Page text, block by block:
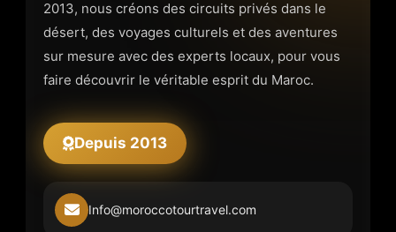
2013, nous créons des circuits privés dans le
désert, des voyages culturels et des aventures
sur mesure avec des experts locaux, pour vous
faire découvrir le véritable esprit du Maroc.
Depuis 2013
Info@moroccotourtravel.com